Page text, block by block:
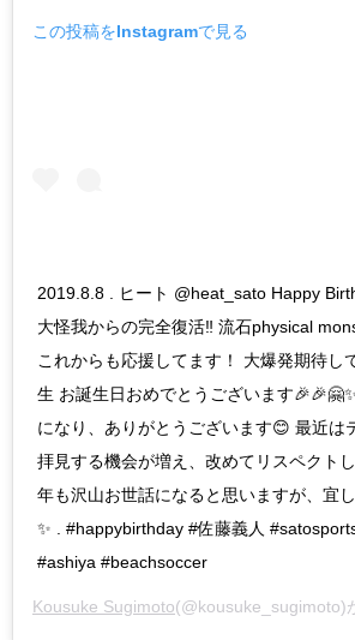
この投稿をInstagramで見る
2019.8.8 . ヒート @heat_sato Happy
大怪我からの完全復活‼️ 流石physical
これからも応援してます！ 大爆発期待し
生 お誕生日おめでとうございます
になり、ありがとうございます😊 最近は
拝見する機会が増え、改めてリスペクト
年も沢山お世話になると思いますが、宜
✨ . #happybirthday #佐藤義人
#ashiya #beachsoccer
Kousuke Sugimoto(@kousuke_sugimoto)